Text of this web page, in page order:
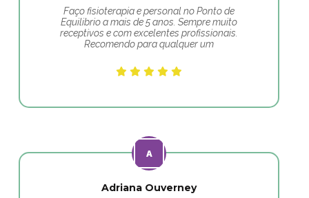
Faço fisioterapia e personal no Ponto de
Equilibrio a mais de 5 anos. Sempre muito
receptivos e com excelentes profissionais.
Recomendo para qualquer um
Adriana Ouverney